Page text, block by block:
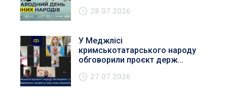
28.07.2026
У Меджлісі
кримськотатарського народу
обговорили проєкт держ...
27.07.2026